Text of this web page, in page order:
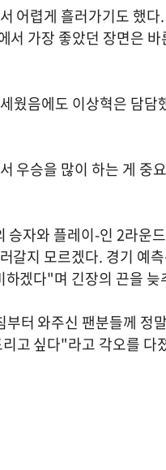
어렵게 흘러가기도 했
서 가장 좋았던 장면은
웠음에도 이상혁은 담
우승을 많이 하는 게 중
자와 플레이-인 2라운
갈지 모르겠다. 경기 예
겠다"며 긴장의 끈을 늦
터 와주신 팬분들께 정
고 싶다"라고 각오를 다